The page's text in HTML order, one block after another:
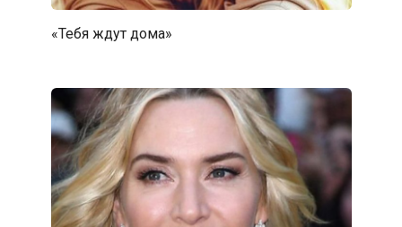
«Тебя ждут дома»